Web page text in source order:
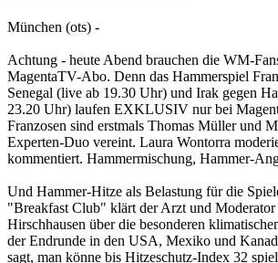
München (ots) -
Achtung - heute Abend brauchen die WM-
MagentaTV-Abo. Denn das Hammerspiel
Senegal (live ab 19.30 Uhr) und Irak gegen
23.20 Uhr) laufen EXKLUSIV nur bei
Franzosen sind erstmals Thomas Müller und
Experten-Duo vereint. Laura Wontorra
kommentiert. Hammermischung, Hammer-
Und Hammer-Hitze als Belastung für die
"Breakfast Club" klärt der Arzt und
Hirschhausen über die besonderen
der Endrunde in den USA, Mexiko und
sagt, man könne bis Hitzeschutz-Index 32